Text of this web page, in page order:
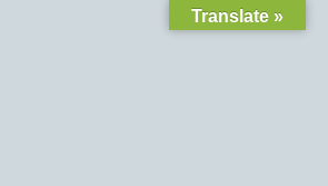
Translate »